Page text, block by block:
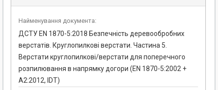
Найменування документа:
ДСТУ EN 1870-5:2018 Безпечність деревообробних
верстатів. Круглопилкові верстати. Частина 5.
Верстати круглопилкові/верстати для поперечного
розпилювання в напрямку догори (EN 1870-5:2002 +
А2:2012, IDT)